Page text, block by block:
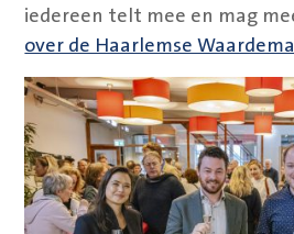
iedereen telt mee en mag
over de Haarlemse